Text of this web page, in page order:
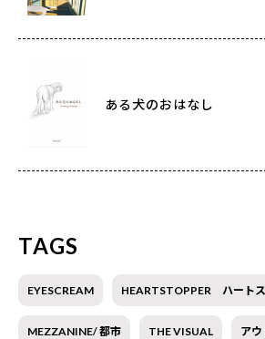
ある犬のおはなし
TAGS
EYESCREAM HEARTSTOPPER ハート
MEZZANINE/ 都市 THE VISUAL ア